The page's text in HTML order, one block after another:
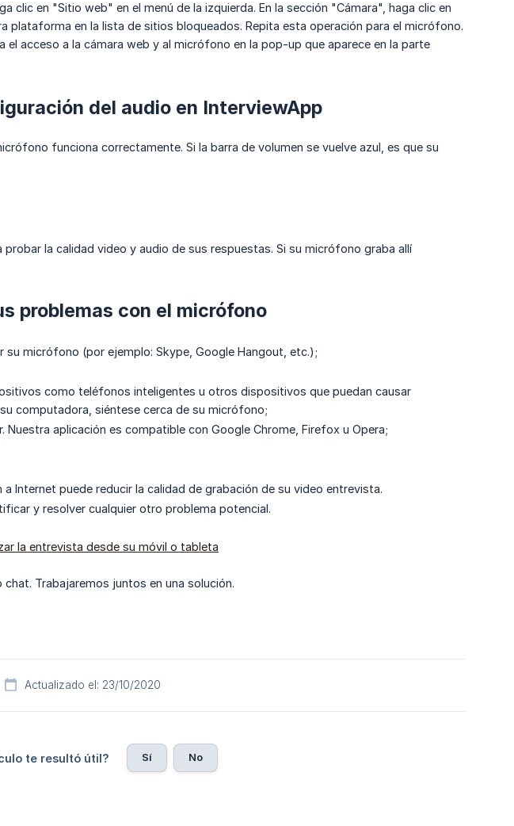
clic en "Sitio web" en el menú de la izquierda. En la sección "Cámara", haga clic en
plataforma en la lista de sitios bloqueados. Repita esta operación para el micrófono.
el acceso a la cámara web y al micrófono en la pop-up que aparece en la parte
del audio en InterviewApp
funciona correctamente. Si la barra de volumen se vuelve azul, es que su
la calidad video y audio de sus respuestas. Si su micrófono graba allí
problemas con el micrófono
su micrófono (por ejemplo: Skype, Google Hangout, etc.);
como teléfonos inteligentes u otros dispositivos que puedan causar
computadora, siéntese cerca de su micrófono;
aplicación es compatible con Google Chrome, Firefox u Opera;
Internet puede reducir la calidad de grabación de su video entrevista.
y resolver cualquier otro problema potencial.
la entrevista desde su móvil o tableta
Trabajaremos juntos en una solución.
Actualizado el: 23/10/2020
te resultó útil? Sí No